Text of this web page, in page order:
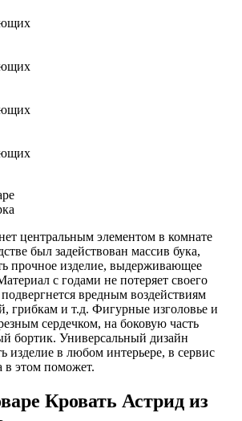
центральным элементом в комнате
был задействован массив бука,
прочное изделие, выдерживающее
с годами не потеряет своего
вредным воздействиям
грибкам и т.д. Фигурные изголовье и
сердечком, на боковую часть
бортик. Универсальный дизайн
изделие в любом интерьере, в сервис
в этом поможет.
Кровать Астрид из